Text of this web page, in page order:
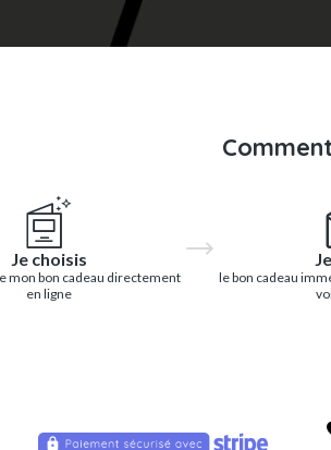
Je choisis
mon bon cadeau directement
en ligne
le bon cadeau